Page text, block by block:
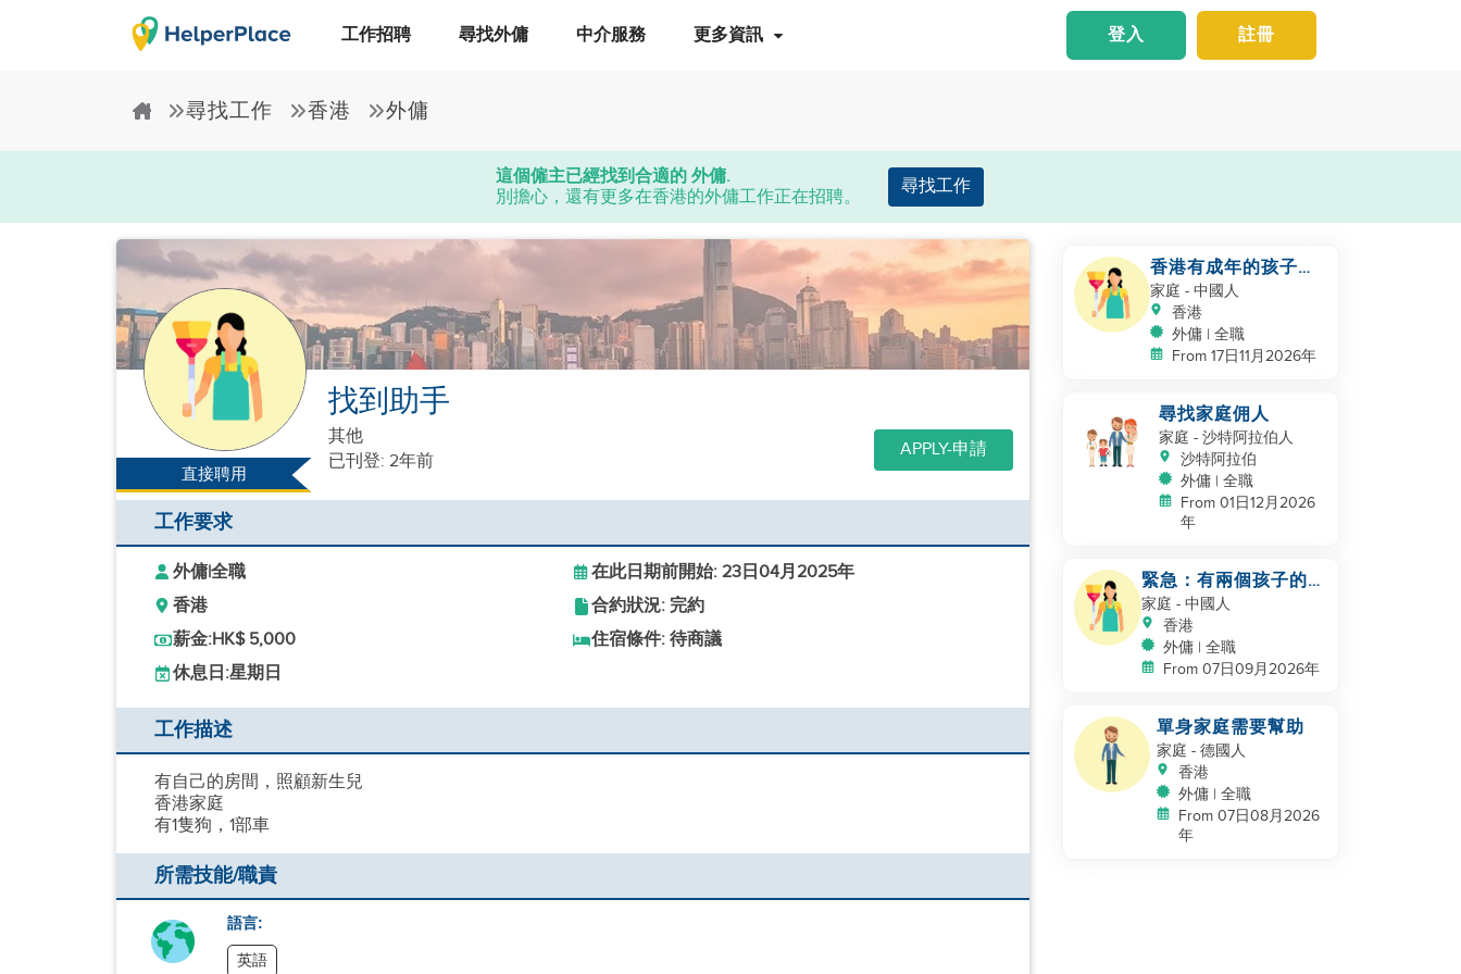
工作招聘 尋找外傭 中介服務 更多資訊 註冊
登入
尋找工作 香港 外傭
這個僱主已經找到合適的 外傭.
別擔心，還有更多在香港的外傭工作正在招聘。
尋找工作
直接聘用
找到助手
其他
已刊登: 2年前
APPLY-申請
工作要求
外傭|全職
在此日期前開始: 23日04月2025年
香港
合約狀況: 完約
薪金:HK$ 5,000
住宿條件: 待商議
休息日:星期日
工作描述
有自己的房間，照顧新生兒
香港家庭
有1隻狗，1部車
所需技能/職責
語言:
英語
香港有成年的孩子的
家庭
家庭 - 中國人
香港
外傭 | 全職
From 17日11月2026年
尋找家庭佣人
家庭 - 沙特阿拉伯人
沙特阿拉伯
外傭 | 全職
From 01日12月2026
年
緊急：有兩個孩子的工
作夫婦
家庭 - 中國人
香港
外傭 | 全職
From 07日09月2026年
單身家庭需要幫助
家庭 - 德國人
香港
外傭 | 全職
From 07日08月2026
年